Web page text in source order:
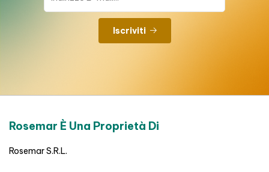
Iscriviti
Rosemar È Una Proprietà Di
Rosemar S.R.L.